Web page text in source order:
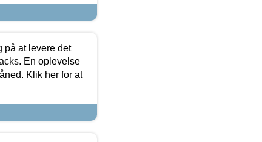
på at levere det
En oplevelse
Klik her for at